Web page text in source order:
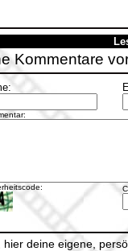
Kommentare
hier deine eigene,